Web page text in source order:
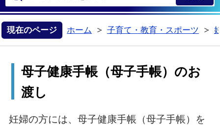
現在のページ ホーム
子育て・教育・スポーツ
母子健康手帳（母子手帳）のお
渡し
妊婦の方には、母子健康手帳（母子手帳）を